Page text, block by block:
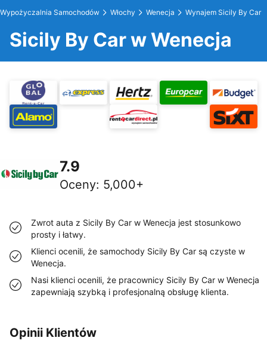
Wypożyczalnia Samochodów Włochy Wenecja Wynajem Sicily By Car
Sicily By Car w Wenecja
7.9
Oceny: 5,000+
Zwrot auta z Sicily By Car w Wenecja jest stosunkowo
prosty i łatwy.
Klienci ocenili, że samochody Sicily By Car są czyste w
Wenecja.
Nasi klienci ocenili, że pracownicy Sicily By Car w Wenecja
zapewniają szybką i profesjonalną obsługę klienta.
Opinii Klientów